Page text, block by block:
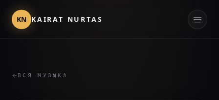
KN KAIRAT NURTAS
ВСЯ МУЗЫКА